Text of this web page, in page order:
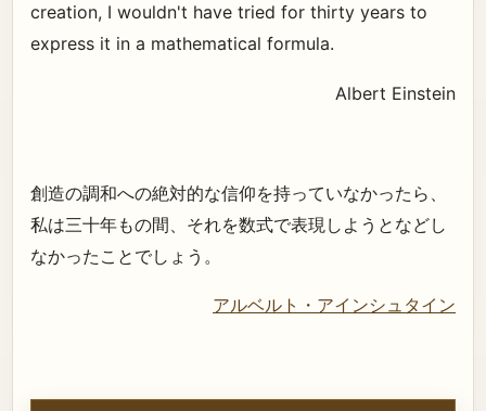
creation, I wouldn't have tried for thirty years to
express it in a mathematical formula.
Albert Einstein
創造の調和への絶対的な信仰を持っていなかったら、
私は三十年もの間、それを数式で表現しようとなどし
なかったことでしょう。
アルベルト・アインシュタイン